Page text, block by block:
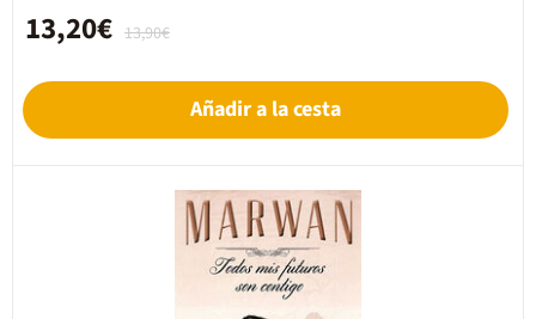
13,90€
13,20€
Añadir a la cesta